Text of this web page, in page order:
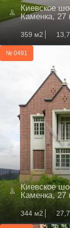
Киевское
Каменка,
359 м2
№ 0491
Киевское
Каменка,
344 м2